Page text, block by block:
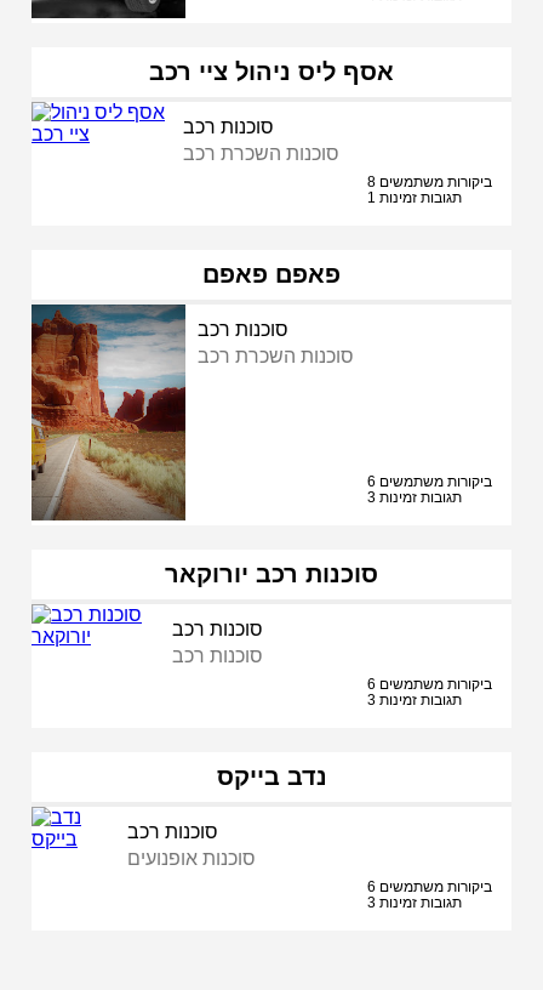
אסף ליס ניהול ציי רכב
סוכנות רכב
סוכנות השכרת רכב
8 ביקורות משתמשים
1 תגובות זמינות
פאפם פאפם
סוכנות רכב
סוכנות השכרת רכב
6 ביקורות משתמשים
3 תגובות זמינות
סוכנות רכב יורוקאר
סוכנות רכב
סוכנות רכב
6 ביקורות משתמשים
3 תגובות זמינות
נדב בייקס
סוכנות רכב
סוכנות אופנועים
6 ביקורות משתמשים
3 תגובות זמינות